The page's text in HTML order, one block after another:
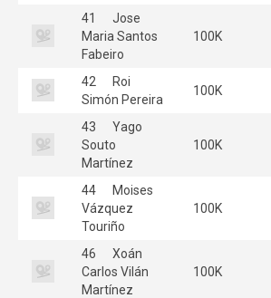
41
Jose
Maria Santos
Fabeiro
100K
42
Roi
Simón Pereira
100K
43
Yago
Souto
Martínez
100K
44
Moises
Vázquez
Touriño
100K
46
Xoán
Carlos Vilán
Martínez
100K